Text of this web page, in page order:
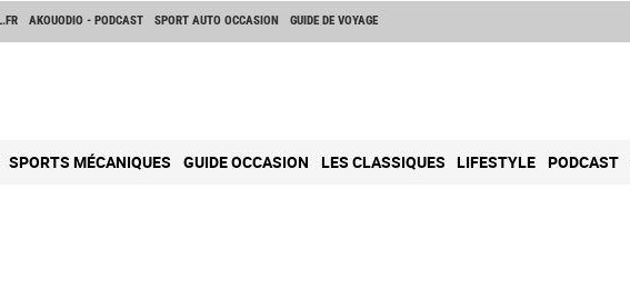
AKOUODIO - PODCAST SPORT AUTO OCCASION GUIDE DE VOYAGE
SPORTS MÉCANIQUES GUIDE OCCASION LES CLASSIQUES LIFESTYLE PODCAST